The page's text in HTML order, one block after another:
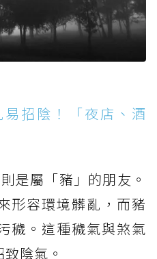
招陰！「夜店、酒
是屬「豬」的朋友。
形容環境髒亂，而豬
穢。這種穢氣與煞氣
陰氣。